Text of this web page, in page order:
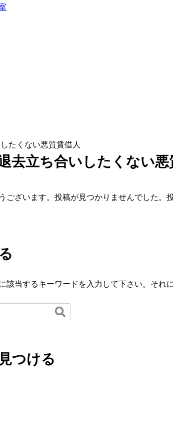
たくない悪質賃借人
去立ち合いしたくない悪
ございます。投稿が見つかりませんでした
該当するキーワードを入力して下さい。それ

つける